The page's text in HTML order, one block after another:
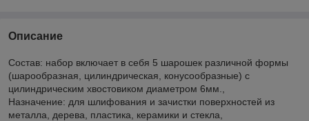
Описание
Состав: набор включает в себя 5 шарошек различной формы
(шарообразная, цилиндрическая, конусообразные) с
цилиндрическим хвостовиком диаметром 6мм.,
Назначение: для шлифования и зачистки поверхностей из
металла, дерева, пластика, керамики и стекла,